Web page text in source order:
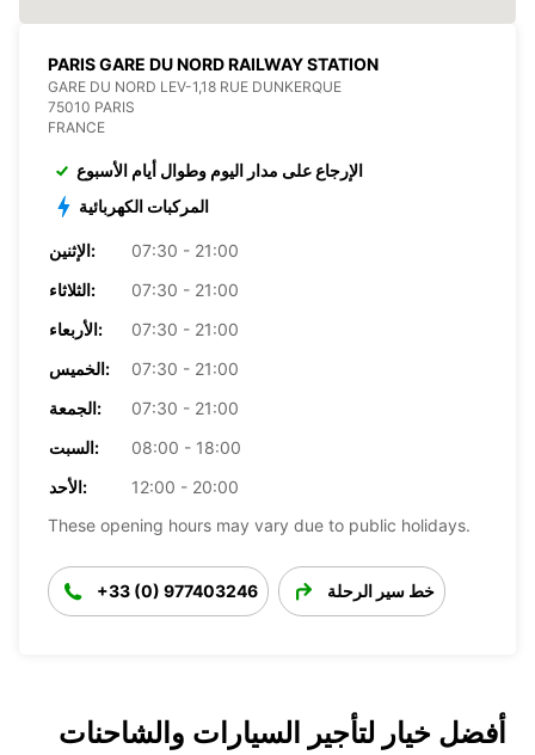
PARIS GARE DU NORD RAILWAY STATION
GARE DU NORD LEV-1,18 RUE DUNKERQUE
75010 PARIS
FRANCE
الإرجاع على مدار اليوم وطوال أيام الأسبوع
المركبات الكهربائية
الإثنين:
07:30 - 21:00
الثلاثاء:
07:30 - 21:00
الأربعاء:
07:30 - 21:00
الخميس:
07:30 - 21:00
الجمعة:
07:30 - 21:00
السبت:
08:00 - 18:00
الأحد:
12:00 - 20:00
These opening hours may vary due to public holidays.
+33 (0) 977403246 خط سير الرحلة
أفضل خيار لتأجير السيارات والشاحنات